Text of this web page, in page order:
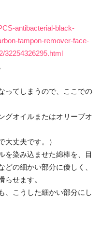
antibacterial-black-
tampon-remover-face-
32254326295.html
ってしまうので、ここでの
グオイルまたはオリーブオ
大丈夫です。）
を染み込ませた綿棒を、目
の細かい部分に優しく、
らせます。
、こうした細かい部分にし